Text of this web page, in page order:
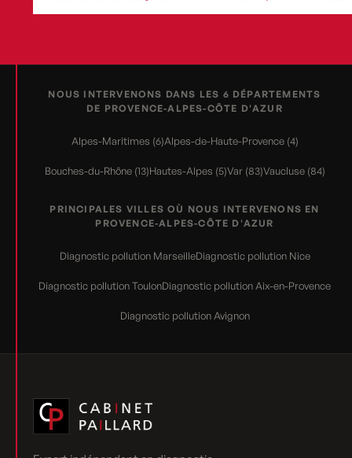
NOUS INTERVENONS DANS LES 6 DÉPARTEMENTS
DE PROVENCE-ALPES-CÔTE D'AZUR
Alpes-Maritimes (6)Alpes-de-Haute-Provence (4)
Bouches-du-Rhône (13)Hautes-Alpes (5)Var (83)Vaucluse (84)
PRINCIPALES VILLES OÙ NOUS INTERVENONS EN
PROVENCE-ALPES-CÔTE D'AZUR
Diagnostic pollution MarseilleDiagnostic pollution Nice
Diagnostic pollution ToulonDiagnostic pollution Aix-en-Provence
Diagnostic pollution Avignon